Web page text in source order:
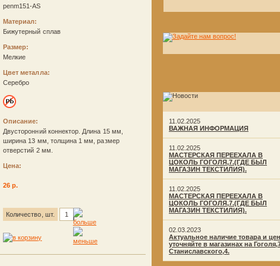
penm151-AS
Материал:
Бижутерный сплав
Размер:
Мелкие
Цвет металла:
Серебро
Описание:
Двусторонний коннектор. Длина 15 мм,
ширина 13 мм, толщина 1 мм, размер
отверстий 2 мм.
Цена:
26 р.
Количество, шт.
11.02.2025
ВАЖНАЯ ИНФОРМАЦИЯ
11.02.2025
МАСТЕРСКАЯ ПЕРЕЕХАЛА В
ЦОКОЛЬ ГОГОЛЯ,7.(ГДЕ БЫЛ
МАГАЗИН ТЕКСТИЛИЯ).
11.02.2025
МАСТЕРСКАЯ ПЕРЕЕХАЛА В
ЦОКОЛЬ ГОГОЛЯ,7.(ГДЕ БЫЛ
МАГАЗИН ТЕКСТИЛИЯ).
02.03.2023
Актуальное наличие товара и
уточняйте в магазинах на
Станиславского,4.